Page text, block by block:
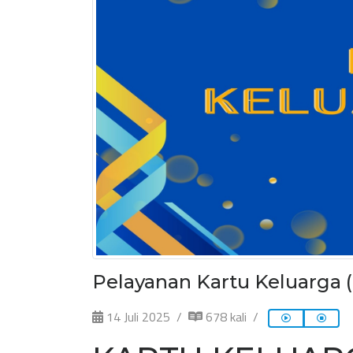
Pelayanan Kartu Keluarga
14 Juli 2025 678 kali